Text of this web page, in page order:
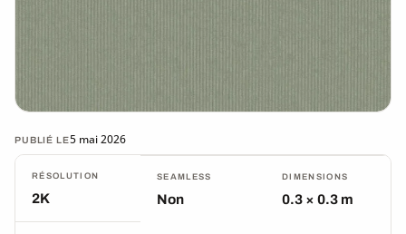
PUBLIÉ LE5 mai 2026
RÉSOLUTION
2K
SEAMLESS
Non
DIMENSIONS
0.3 × 0.3 m